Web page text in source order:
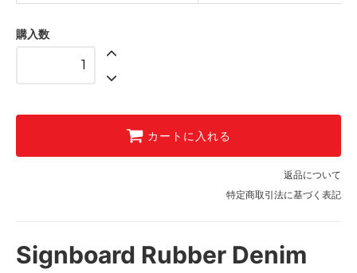
購入数
カートに入れる
返品について
特定商取引法に基づく表記
Signboard Rubber Denim